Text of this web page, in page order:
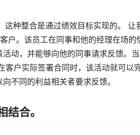
种整合是通过绩效目标实现的。
户。该员工在同事和他的经理在场
动，并能够向他的同事请求反馈。
户实际签署合同时，该活动就可以
不同的利益相关者要求反馈。
合。